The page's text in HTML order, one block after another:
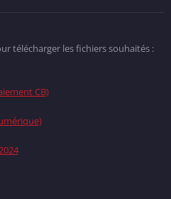
télécharger les fichiers souhaités :
CB)